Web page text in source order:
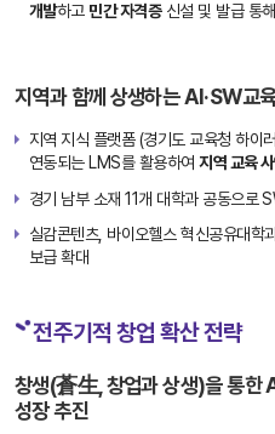
AI
·S
일
반
육
비
전
공
AI
라
프
어
특
애
애
개발하고 민간 자격증신설 및 발급 통
지역과 함께 상생하는 AI·SW교
지역 지식 플랫폼 (경기도 교육청 하이
연동되는 LMS를 활용하여지역 교육
경기 남부 소재 11개 대학과 공동으로
실감콘텐츠, 바이오헬스 혁신공유대학
보급 확대
전주기적 창업 확산 전략
창생(蒼生, 창업과 상생)을 통한
성장 추진